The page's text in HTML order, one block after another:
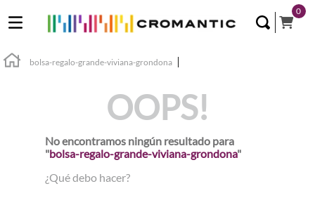
0
bolsa-regalo-grande-viviana-grondona
OOPS!
No encontramos ningún resultado para
"bolsa-regalo-grande-viviana-grondona"
¿Qué debo hacer?